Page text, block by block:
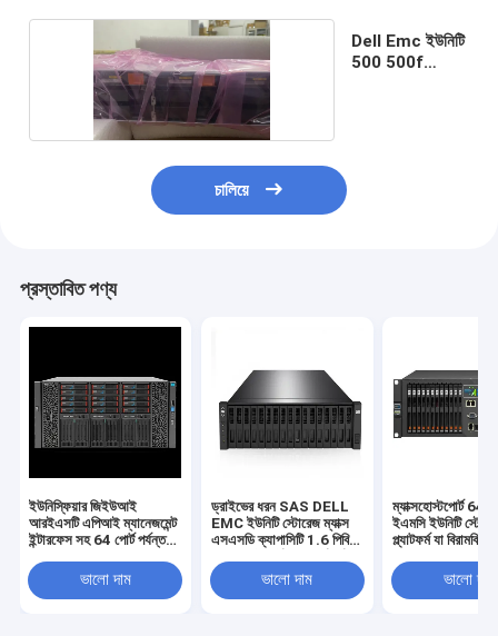
Dell Emc ইউনিটি
500 500f
চালিয়ে
প্রস্তাবিত পণ্য
ইউনিস্ফিয়ার জিইউআই
আরইএসটি এপিআই ম্যানেজমেন্ট
ইন্টারফেস সহ 64 পোর্ট পর্যন্ত
স্টোরেজ সিস্টেম ডেটা
ম্যানেজমেন্ট সরবরাহ করে
ভালো দাম
ড্রাইভের ধরন SAS DELL
EMC ইউনিটি স্টোরেজ ম্যাক্স
এসএসডি ক্যাপাসিটি 1.6 পিবি
স্কেলযোগ্য স্টোরেজ অবকাঠামো
ভালো দাম
ম্যাক্সহোস্টপোর্ট 64
ইএমসি ইউনিটি
প্ল্যাটফর্ম যা
জন্য ব্যর্থতার প্রস্তাব
ভালো দাম